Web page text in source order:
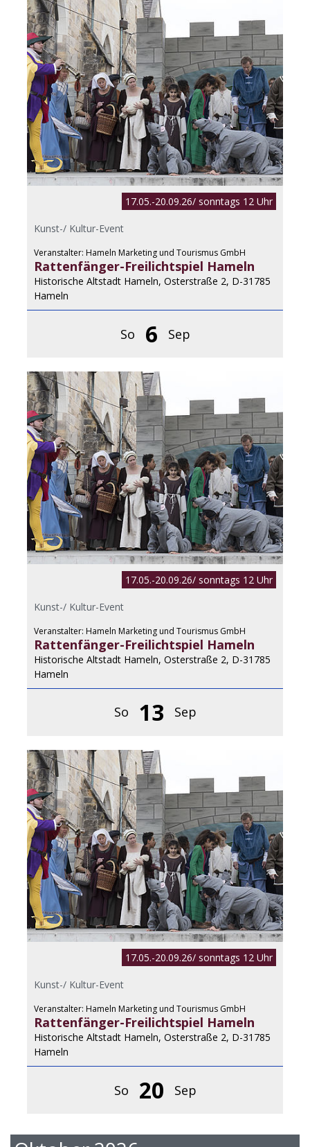
17.05.-20.09.26/ sonntags 12 Uhr
Kunst-/ Kultur-Event
Veranstalter: Hameln Marketing und Tourismus GmbH
Rattenfänger-Freilichtspiel Hameln
Historische Altstadt Hameln, Osterstraße 2, D-31785
Hameln
So 6 Sep
17.05.-20.09.26/ sonntags 12 Uhr
Kunst-/ Kultur-Event
Veranstalter: Hameln Marketing und Tourismus GmbH
Rattenfänger-Freilichtspiel Hameln
Historische Altstadt Hameln, Osterstraße 2, D-31785
Hameln
So 13 Sep
17.05.-20.09.26/ sonntags 12 Uhr
Kunst-/ Kultur-Event
Veranstalter: Hameln Marketing und Tourismus GmbH
Rattenfänger-Freilichtspiel Hameln
Historische Altstadt Hameln, Osterstraße 2, D-31785
Hameln
So 20 Sep